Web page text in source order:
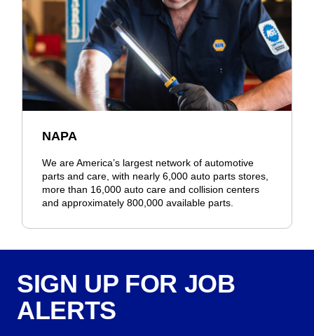
NAPA
We are America’s largest network of automotive
parts and care, with nearly 6,000 auto parts stores,
more than 16,000 auto care and collision centers
and approximately 800,000 available parts.
SIGN UP FOR JOB
ALERTS